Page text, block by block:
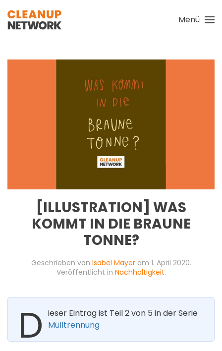
Zum Hauptinhalt springen
Menü
[ILLUSTRATION] WAS
KOMMT IN DIE BRAUNE
TONNE?
Geschrieben von Isabel Mayeram 1. April 2020.
Veröffentlicht in Nachhaltigkeit.
D ieser Eintrag ist Teil 2 von 5 in der Serie
Mülltrennung